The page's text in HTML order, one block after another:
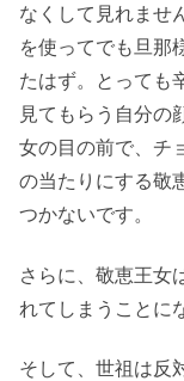
なくして見れませ
を使ってでも旦
たはず。とっても
見てもらう自分の
女の目の前で、チ
の当たりにする敬
つかないです。
さらに、敬恵王女
れてしまうことに
そして、世祖は反